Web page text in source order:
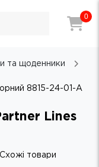
0
та щоденники
8815-24-01-A
Lines
Схожі товари